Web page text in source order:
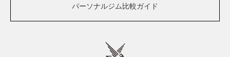
パーソナルジム比較ガイド